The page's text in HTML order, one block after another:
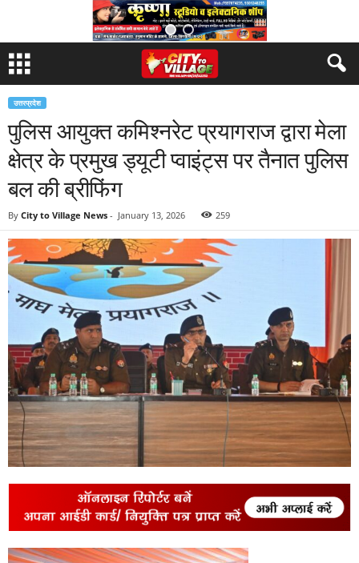
उत्तरप्रदेश
पुलिस आयुक्त कमिश्नरेट प्रयागराज द्वारा मेला
क्षेत्र के प्रमुख ड्यूटी प्वाइंट्स पर तैनात पुलिस
बल की ब्रीफिंग
By City to Village News - January 13, 2026 259